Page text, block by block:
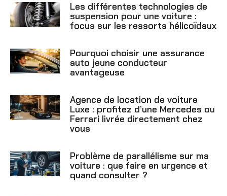
Les différentes technologies de
suspension pour une voiture :
focus sur les ressorts hélicoïdaux
Pourquoi choisir une assurance
auto jeune conducteur
avantageuse
Agence de location de voiture
Luxe : profitez d’une Mercedes ou
Ferrari livrée directement chez
vous
Problème de parallélisme sur ma
voiture : que faire en urgence et
quand consulter ?